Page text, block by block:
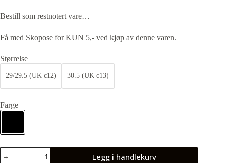
Bestill som restnotert vare…
Få med Skopose for KUN 5,- ved kjøp av denne varen.
Størrelse
29/29.5 (UK c12) 30.5 (UK c13)
Farge
Legg i handlekurv